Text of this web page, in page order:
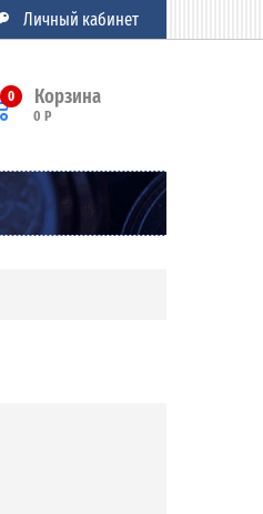
Личный кабинет
Корзина
0
0 Р